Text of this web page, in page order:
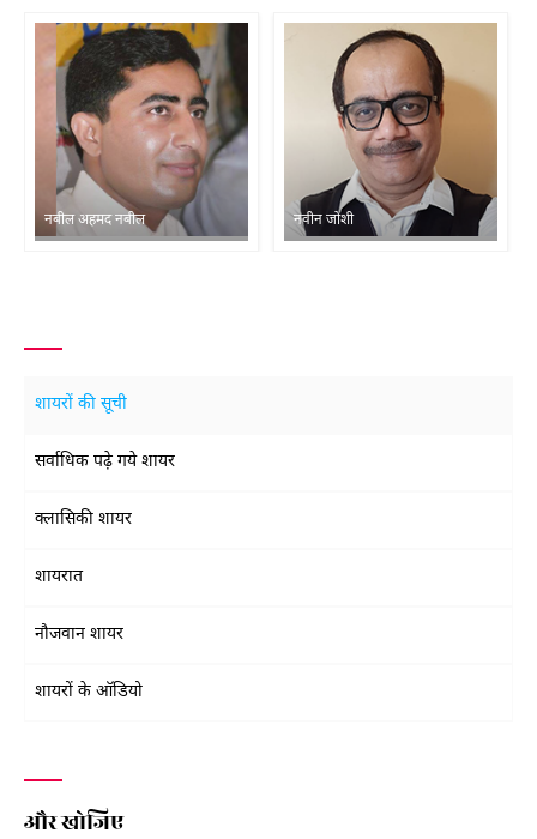
नबील अहमद नबील नवीन जोशी
शायरों की सूची
सर्वाधिक पढ़े गये शायर
क्लासिकी शायर
शायरात
नौजवान शायर
शायरों के ऑडियो
और खोजिए